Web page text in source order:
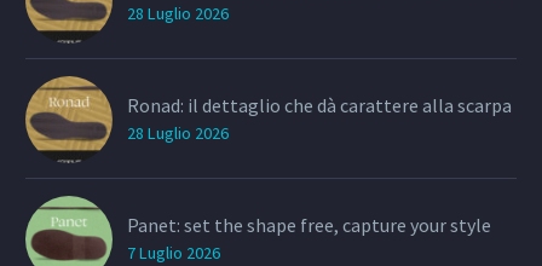
28 Luglio 2026
Ronad: il dettaglio che dà carattere alla scarpa
28 Luglio 2026
Panet: set the shape free, capture your style
7 Luglio 2026